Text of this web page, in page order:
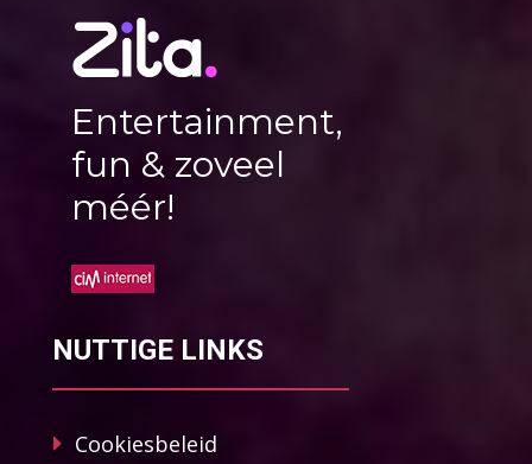
Entertainment,
fun & zoveel
méér!
NUTTIGE LINKS
Cookiesbeleid